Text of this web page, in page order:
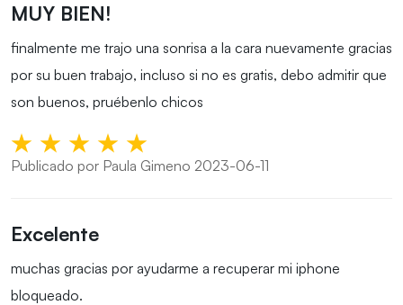
MUY BIEN!
finalmente me trajo una sonrisa a la cara nuevamente gracias
por su buen trabajo, incluso si no es gratis, debo admitir que
son buenos, pruébenlo chicos
Publicado por Paula Gimeno 2023-06-11
Excelente
muchas gracias por ayudarme a recuperar mi iphone
bloqueado.